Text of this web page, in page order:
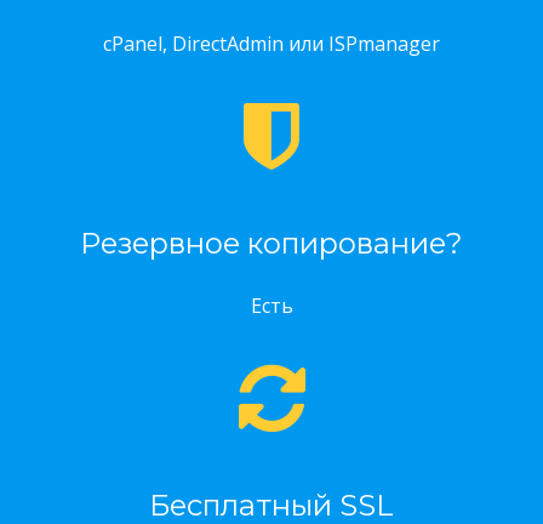
cPanel, DirectAdmin или ISPmanager
Резервное копирование?
Есть
Бесплатный SSL